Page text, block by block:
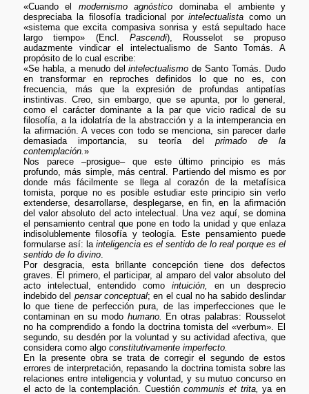
«Cuando el modernismo agnóstico dominaba el ambiente y
despreciaba la filosofía tradicional porintelectualista como un
«sistema que excita compasiva sonrisa y está sepultado hace
largo tiempo» (Encl. Pascendi), Rousselot se propuso
audazmente vindicar el intelectualismo de Santo Tomás. A
propósito de lo cual escribe:
«Se habla, a menudo delintelectualismo de Santo Tomás. Dudo
en transformar en reproches definidos lo que no es, con
frecuencia, más que la expresión de profundas antipatías
instintivas. Creo, sin embargo, que se apunta, por lo general,
como el carácter dominante a la par que vicio radical de su
filosofía, a la idolatría de la abstracción y a la intemperancia en
la afirmación. A veces con todo se menciona, sin parecer darle
demasiada importancia, su teoría delprimado de la
contemplación. »
Nos parece –prosigue– que este último principio es más
profundo, más simple, más central. Partiendo del mismo es por
donde más fácilmente se llega al corazón de la metafísica
tomista, porque no es posible estudiar este principio sin verlo
extenderse, desarrollarse, desplegarse, en fin, en la afirmación
del valor absoluto del acto intelectual. Una vez aquí, se domina
el pensamiento central que pone en todo la unidad y que enlaza
indisolublemente filosofía y teología. Este pensamiento puede
formularse así: la inteligencia es el sentido de lo real porque es el
sentido de lo divino.
Por desgracia, esta brillante concepción tiene dos defectos
graves. El primero, el participar, al amparo del valor absoluto del
acto intelectual, entendido como intuición,
en un desprecio
indebido del pensar conceptual; en el cual no ha sabido deslindar
lo que tiene de perfección pura, de las imperfecciones que le
contaminan en su modo humano.
En otras palabras: Rousselot
no ha comprendido a fondo la doctrina tomista del «verbum». El
segundo, su desdén por la voluntad y su actividad afectiva, que
considera como algo constitutivamente imperfecto.
En la presente obra se trata de corregir el segundo de estos
errores de interpretación, repasando la doctrina tomista sobre las
relaciones entre inteligencia y voluntad, y su mutuo concurso en
el acto de la contemplación. Cuestióncommunis et trita, ya en